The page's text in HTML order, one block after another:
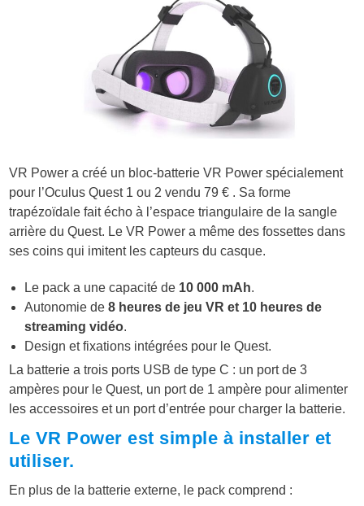
VR Power a créé un bloc-batterie VR Power spécialement
pour l’Oculus Quest 1 ou 2 vendu 79 € . Sa forme
trapézoïdale fait écho à l’espace triangulaire de la sangle
arrière du Quest. Le VR Power a même des fossettes dans
ses coins qui imitent les capteurs du casque.
Le pack a une capacité de 10 000 mAh.
Autonomie de8 heures de jeu VR et 10 heures de
streaming vidéo.
Design et fixations intégrées pour le Quest.
La batterie a trois ports USB de type C : un port de 3
ampères pour le Quest, un port de 1 ampère pour alimenter
les accessoires et un port d’entrée pour charger la batterie.
Le VR Power est simple à installer et
utiliser.
En plus de la batterie externe, le pack comprend :